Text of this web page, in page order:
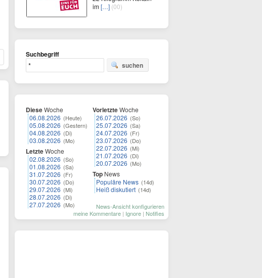
im[…] (00)
Suchbegriff
suchen
DieseWoche
06.08.2026 (Heute)
05.08.2026 (Gestern)
04.08.2026 (Di)
03.08.2026 (Mo)
LetzteWoche
02.08.2026 (So)
01.08.2026 (Sa)
31.07.2026 (Fr)
30.07.2026 (Do)
29.07.2026 (Mi)
28.07.2026 (Di)
27.07.2026 (Mo)
VorletzteWoche
26.07.2026 (So)
25.07.2026 (Sa)
24.07.2026 (Fr)
23.07.2026 (Do)
22.07.2026 (Mi)
21.07.2026 (Di)
20.07.2026 (Mo)
Top News
Populäre News (14d)
Heiß diskutiert (14d)
News-Ansicht konfigurieren
meine Kommentare | Ignore | Notifies